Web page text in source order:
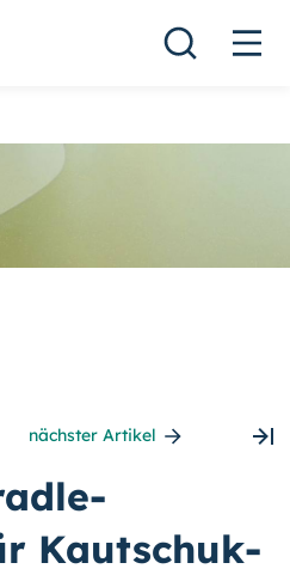
nächster Artikel
Kautschuk-